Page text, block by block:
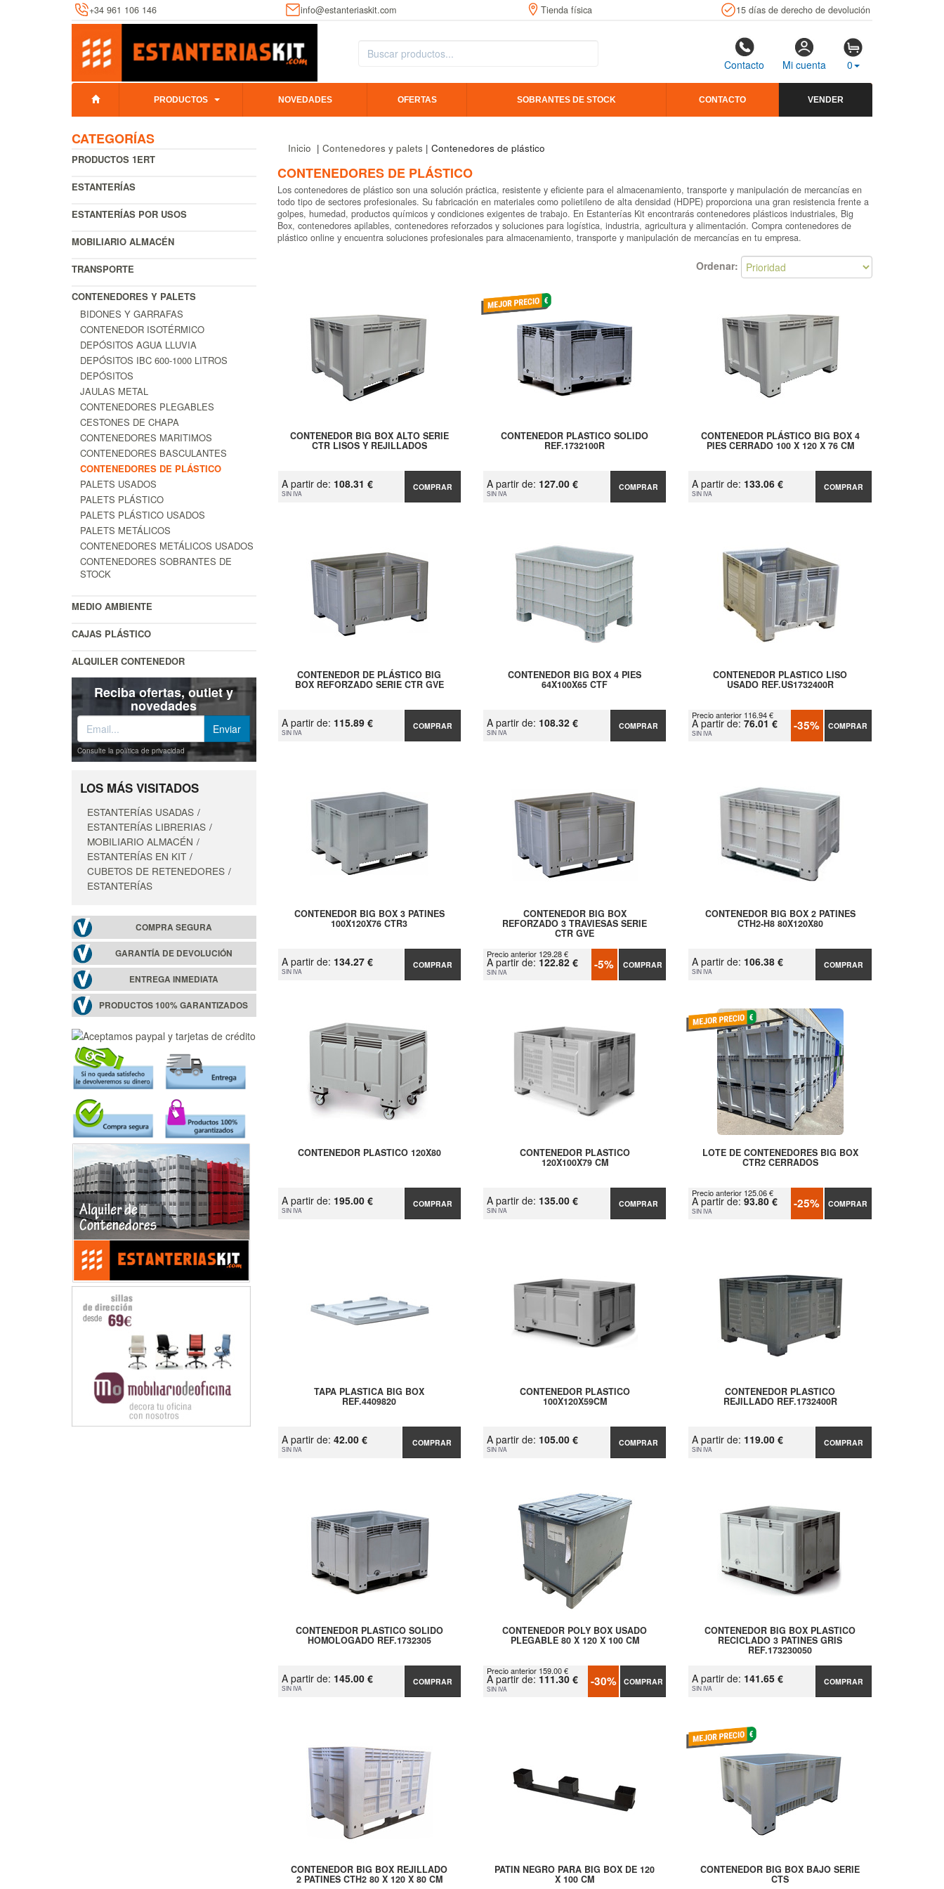
+34 961 106 146 info@estanteriaskit.com Tienda física 15 días de derecho de devolución
Contacto Mi cuenta 0
PRODUCTOS NOVEDADES OFERTAS SOBRANTES DE STOCK CONTACTO VENDER
CATEGORÍAS
PRODUCTOS 1ERT
ESTANTERÍAS
ESTANTERÍAS POR USOS
MOBILIARIO ALMACÉN
TRANSPORTE
CONTENEDORES Y PALETS
BIDONES Y GARRAFAS
CONTENEDOR ISOTÉRMICO
DEPÓSITOS AGUA LLUVIA
DEPÓSITOS IBC 600-1000 LITROS
DEPÓSITOS
JAULAS METAL
CONTENEDORES PLEGABLES
CESTONES DE CHAPA
CONTENEDORES MARITIMOS
CONTENEDORES BASCULANTES
CONTENEDORES DE PLÁSTICO
PALETS USADOS
PALETS PLÁSTICO
PALETS PLÁSTICO USADOS
PALETS METÁLICOS
CONTENEDORES METÁLICOS USADOS
CONTENEDORES SOBRANTES DE
STOCK
MEDIO AMBIENTE
CAJAS PLÁSTICO
ALQUILER CONTENEDOR
Reciba ofertas, outlet y
novedades
Consulte la política de privacidad
LOS MÁS VISITADOS
ESTANTERÍAS USADAS
ESTANTERÍAS LIBRERIAS
MOBILIARIO ALMACÉN
ESTANTERÍAS EN KIT
CUBETOS DE RETENEDORES
ESTANTERÍAS
COMPRA SEGURA
GARANTÍA DE DEVOLUCIÓN
ENTREGA INMEDIATA
PRODUCTOS 100% GARANTIZADOS
Inicio | Contenedores y palets | Contenedores de plástico
CONTENEDORES DE PLÁSTICO
Los contenedores de plástico son una solución práctica, resistente y eficiente para el almacenamiento, transporte y manipulación de mercancías en
todo tipo de sectores profesionales. Su fabricación en materiales como polietileno de alta densidad (HDPE) proporciona una gran resistencia frente a
golpes, humedad, productos químicos y condiciones exigentes de trabajo. En Estanterías Kit encontrarás contenedores plásticos industriales, Big
Box, contenedores apilables, contenedores reforzados y soluciones para logística, industria, agricultura y alimentación. Compra contenedores de
plástico online y encuentra soluciones profesionales para almacenamiento, transporte y manipulación de mercancías en tu empresa.
Ordenar:
CONTENEDOR BIG BOX ALTO SERIE
CTR LISOS Y REJILLADOS
A partir de: 108.31 €
SIN IVA
COMPRAR
CONTENEDOR PLASTICO SOLIDO
REF.1732100R
A partir de: 127.00 €
SIN IVA
COMPRAR
CONTENEDOR PLÁSTICO BIG BOX 4
PIES CERRADO 100 X 120 X 76 CM
A partir de: 133.06 €
SIN IVA
COMPRAR
CONTENEDOR DE PLÁSTICO BIG
BOX REFORZADO SERIE CTR GVE
A partir de: 115.89 €
SIN IVA
COMPRAR
CONTENEDOR BIG BOX 4 PIES
64X100X65 CTF
A partir de: 108.32 €
SIN IVA
COMPRAR
CONTENEDOR PLASTICO LISO
USADO REF.US1732400R
Precio anterior 116.94 €
A partir de:76.01 €
SIN IVA -35% COMPRAR
CONTENEDOR BIG BOX 3 PATINES
100X120X76 CTR3
A partir de: 134.27 €
SIN IVA
COMPRAR
CONTENEDOR BIG BOX
REFORZADO 3 TRAVIESAS SERIE
CTR GVE
Precio anterior 129.28 €
A partir de: 122.82 €
SIN IVA -5% COMPRAR
CONTENEDOR BIG BOX 2 PATINES
CTH2-H8 80X120X80
A partir de: 106.38 €
SIN IVA
COMPRAR
CONTENEDOR PLASTICO 120X80
A partir de: 195.00 €
SIN IVA
COMPRAR
CONTENEDOR PLASTICO
120X100X79 CM
A partir de: 135.00 €
SIN IVA
COMPRAR
LOTE DE CONTENEDORES BIG BOX
CTR2 CERRADOS
Precio anterior 125.06 €
A partir de:93.80 €
SIN IVA -25% COMPRAR
TAPA PLASTICA BIG BOX
REF.4409820
A partir de: 42.00 €
SIN IVA
COMPRAR
CONTENEDOR PLASTICO
100X120X59CM
A partir de: 105.00 €
SIN IVA
COMPRAR
CONTENEDOR PLASTICO
REJILLADO REF.1732400R
A partir de: 119.00 €
SIN IVA
COMPRAR
CONTENEDOR PLASTICO SOLIDO
HOMOLOGADO REF.1732305
A partir de: 145.00 €
SIN IVA
COMPRAR
CONTENEDOR POLY BOX USADO
PLEGABLE 80 X 120 X 100 CM
Precio anterior 159.00 €
A partir de: 111.30 €
SIN IVA -30% COMPRAR
CONTENEDOR BIG BOX PLASTICO
RECICLADO 3 PATINES GRIS
REF.173230050
A partir de: 141.65 €
SIN IVA
COMPRAR
CONTENEDOR BIG BOX REJILLADO
2 PATINES CTH2 80 X 120 X 80 CM
PATIN NEGRO PARA BIG BOX DE 120
X 100 CM
CONTENEDOR BIG BOX BAJO SERIE
CTS